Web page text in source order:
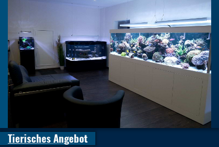
Tierisches Angebot